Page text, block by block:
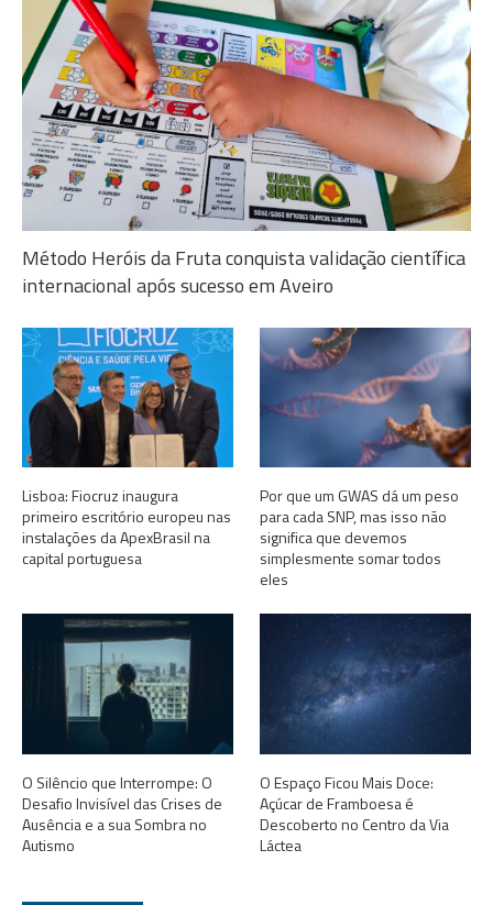
Método Heróis da Fruta conquista validação científica
internacional após sucesso em Aveiro
Lisboa: Fiocruz inaugura
primeiro escritório europeu nas
instalações da ApexBrasil na
capital portuguesa
Por que um GWAS dá um peso
para cada SNP, mas isso não
significa que devemos
simplesmente somar todos
eles
O Silêncio que Interrompe: O
Desafio Invisível das Crises de
Ausência e a sua Sombra no
Autismo
O Espaço Ficou Mais Doce:
Açúcar de Framboesa é
Descoberto no Centro da Via
Láctea